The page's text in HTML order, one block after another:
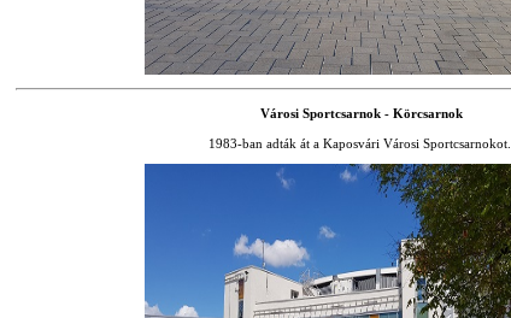
Városi Sportcsarnok - Körcsarnok
1983-ban adták át a Kaposvári Városi Sportcsarnokot.